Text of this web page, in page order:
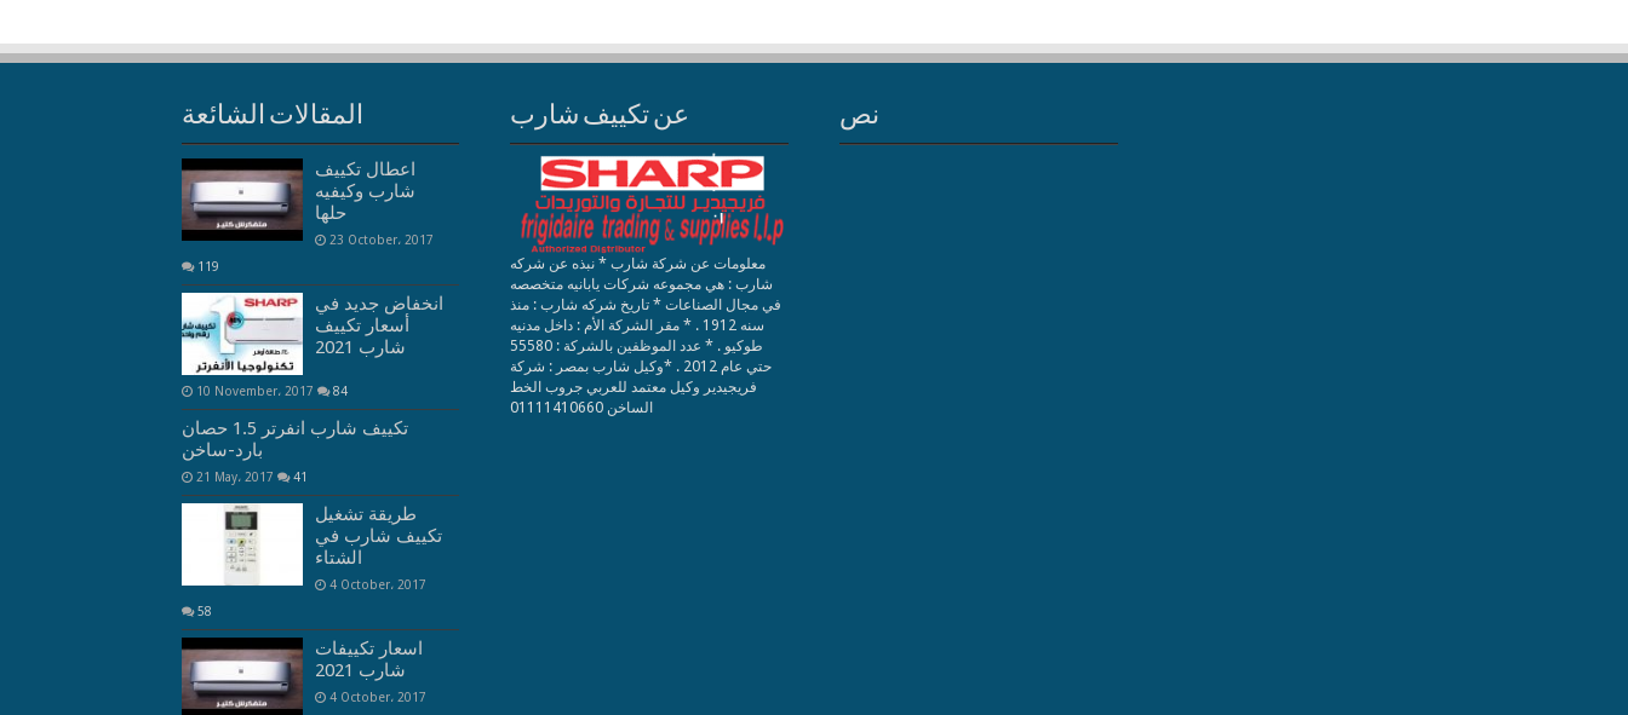
المقالات الشائعة
اعطال تكييف
شارب وكيفيه
حلها
23 October، 2017
119
انخفاض جديد في
أسعار تكييف
شارب 2021
10 November، 2017 84
تكييف شارب انفرتر 1.5 حصان
بارد-ساخن
21 May، 2017 41
طريقة تشغيل
تكييف شارب في
الشتاء
4 October، 2017
58
اسعار تكييفات
شارب 2021
4 October، 2017
عن تكييف شارب
معلومات عن شركة شارب * نبذه عن شركه
شارب : هي مجموعه شركات يابانيه متخصصه
في مجال الصناعات * تاريخ شركه شارب : منذ
سنه 1912 . * مقر الشركة الأم : داخل مدنيه
طوكيو . * عدد الموظفين بالشركة : 55580
حتي عام 2012 . *وكيل شارب بمصر : شركة
فريجيدير وكيل معتمد للعربي جروب الخط
الساخن 01111410660
نص